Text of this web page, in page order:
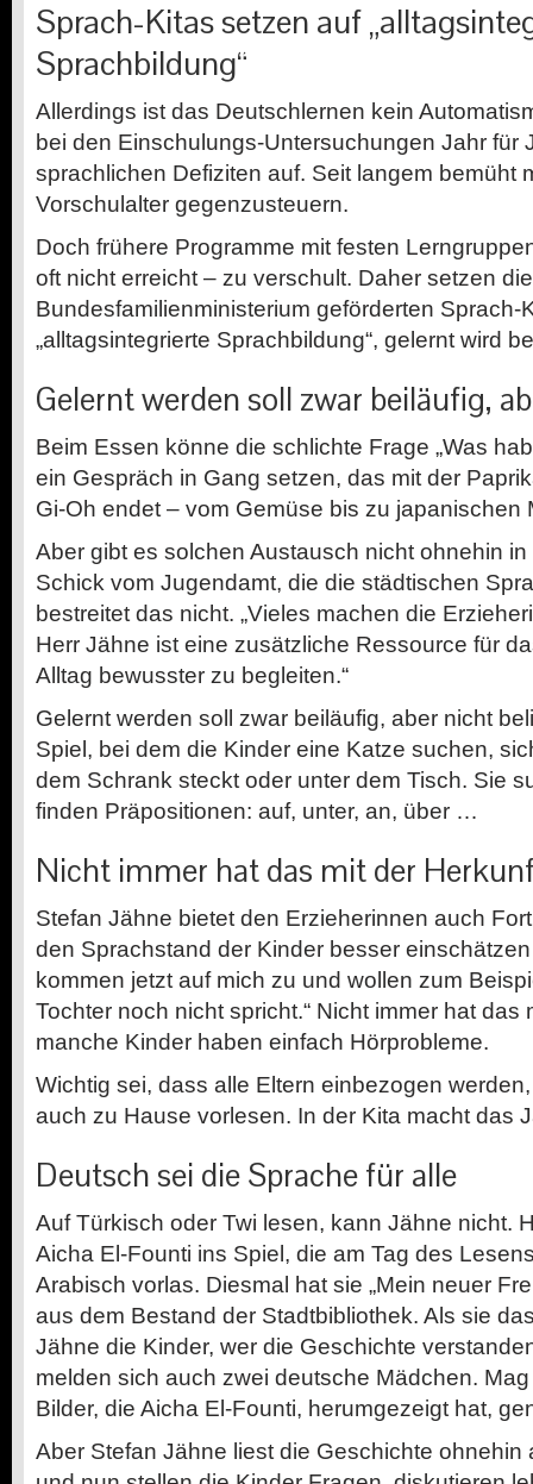
Sprach-Kitas setzen auf
Sprachbildung“
Allerdings ist das Deutschlernen kein
bei den Einschulungs-Untersuchungen Jahr für
sprachlichen Defiziten auf. Seit langem bemüht
Vorschulalter gegenzusteuern.
Doch frühere Programme mit festen
oft nicht erreicht – zu verschult. Daher setzen
Bundesfamilienministerium geförderten Sprach-
„alltagsintegrierte Sprachbildung“, gelernt wird
Gelernt werden soll zwar beiläufig,
Beim Essen könne die schlichte Frage „Was
ein Gespräch in Gang setzen, das mit der
Gi-Oh endet – vom Gemüse bis zu japanischen
Aber gibt es solchen Austausch nicht ohnehin
Schick vom Jugendamt, die die städtischen
bestreitet das nicht. „Vieles machen die
Herr Jähne ist eine zusätzliche Ressource für
Alltag bewusster zu begleiten.“
Gelernt werden soll zwar beiläufig, aber nicht
Spiel, bei dem die Kinder eine Katze suchen,
dem Schrank steckt oder unter dem Tisch. Sie
finden Präpositionen: auf, unter, an, über …
Nicht immer hat das mit der
Stefan Jähne bietet den Erzieherinnen auch
den Sprachstand der Kinder besser
kommen jetzt auf mich zu und wollen zum
Tochter noch nicht spricht.“ Nicht immer hat das
manche Kinder haben einfach Hörprobleme.
Wichtig sei, dass alle Eltern einbezogen
auch zu Hause vorlesen. In der Kita macht das
Deutsch sei die Sprache für alle
Auf Türkisch oder Twi lesen, kann Jähne nicht.
Aicha El-Founti ins Spiel, die am Tag des
Arabisch vorlas. Diesmal hat sie „Mein neuer
aus dem Bestand der Stadtbibliothek. Als sie
Jähne die Kinder, wer die Geschichte
melden sich auch zwei deutsche Mädchen.
Bilder, die Aicha El-Founti, herumgezeigt hat,
Aber Stefan Jähne liest die Geschichte ohnehin